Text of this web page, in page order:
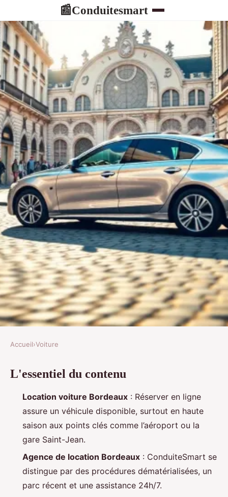
📰Conduitesmart
Guide ultime pour louer une
voiture à Bordeaux sans stress
Émeline•17/03/2026 10:05•9 min de lecture
Accueil›Voiture
L'essentiel du contenu
Location voiture Bordeaux : Réserver en ligne
assure un véhicule disponible, surtout en haute
saison aux points clés comme l’aéroport ou la
gare Saint-Jean.
Agence de location Bordeaux : ConduiteSmart se
distingue par des procédures dématérialisées, un
parc récent et une assistance 24h/7.